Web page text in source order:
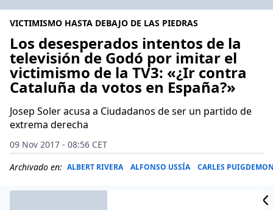
VICTIMISMO HASTA DEBAJO DE LAS PIEDRAS
Los desesperados intentos de la
televisión de Godó por imitar el
victimismo de la TV3: «¿Ir contra
Cataluña da votos en España?»
Josep Soler acusa a Ciudadanos de ser un partido de
extrema derecha
09 Nov 2017 - 08:56 CET
Archivado en: ALBERT RIVERA ALFONSO USSÍA CARLES